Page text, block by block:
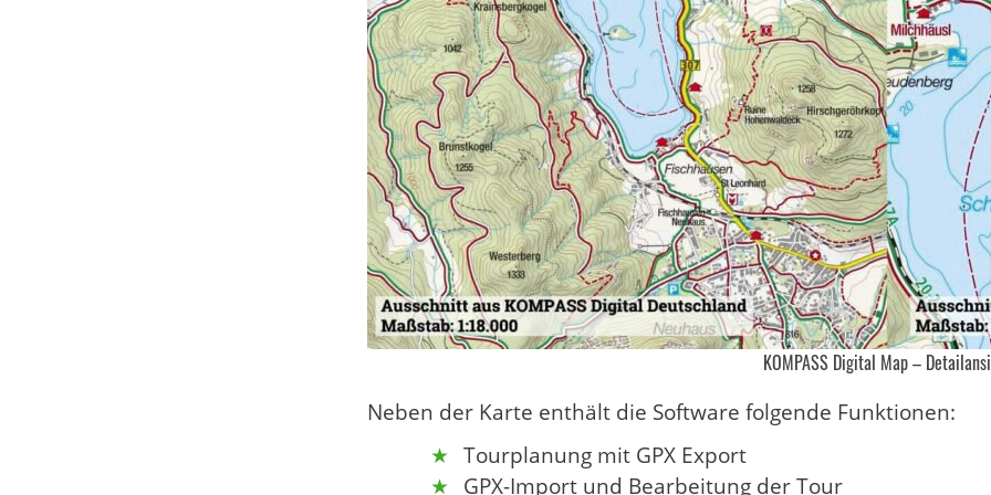
KOMPASS Digital Map –
Neben der Karte enthält die Software folgende Funktionen:
Tourplanung mit GPX Export
GPX-Import und Bearbeitung der Tour